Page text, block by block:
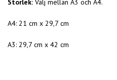
Storlek: Välj mellan A3 och A4.
A4: 21 cm x 29,7 cm
A3: 29,7 cm x 42 cm